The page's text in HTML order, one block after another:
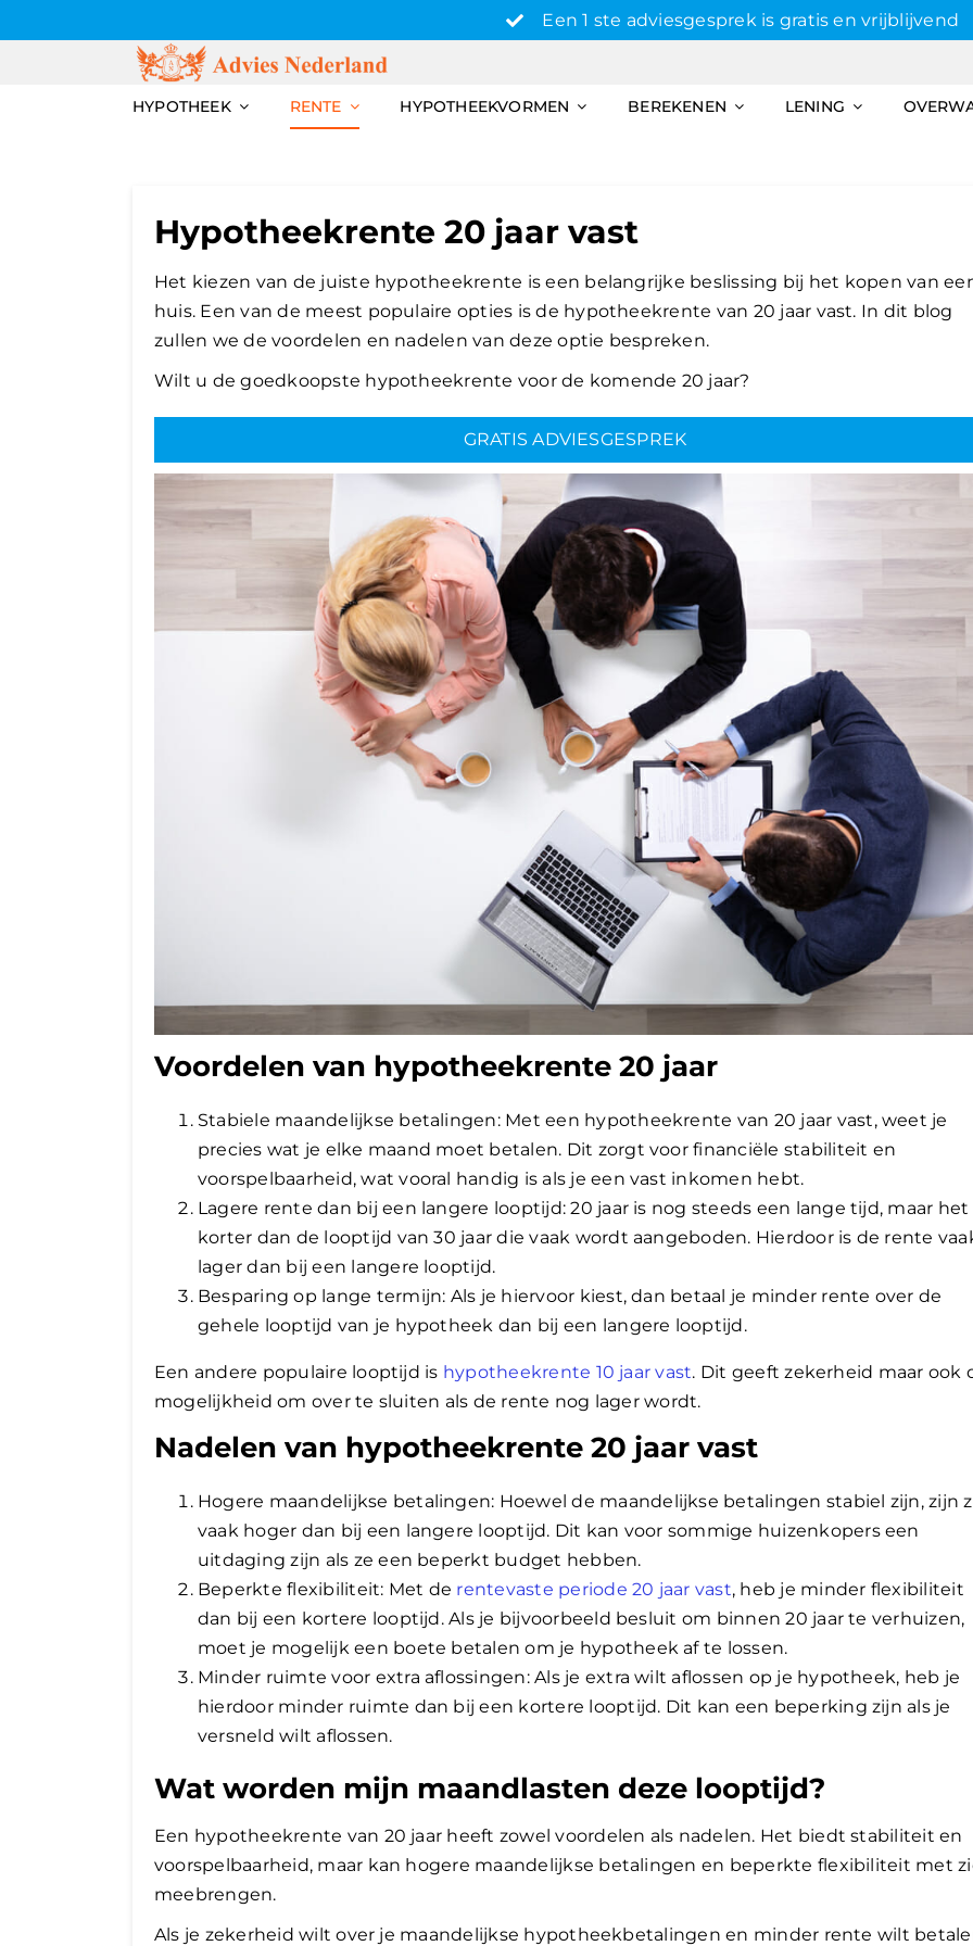
to
Een 1 ste adviesgesprek is gratis en vrijblijvend
HYPOTHEEK RENTE HYPOTHEEKVORMEN BEREKENEN LENING
Hypotheekrente 20 jaar vast
Het kiezen van de juiste hypotheekrente is een belangrijke beslissing bij het kopen van
huis. Een van de meest populaire opties is de hypotheekrente van 20 jaar vast. In dit blog
zullen we de voordelen en nadelen van deze optie bespreken.
Wilt u de goedkoopste hypotheekrente voor de komende 20 jaar?
GRATIS ADVIESGESPREK
Voordelen van hypotheekrente 20 jaar
Stabiele maandelijkse betalingen: Met een hypotheekrente van 20 jaar vast, weet je
precies wat je elke maand moet betalen. Dit zorgt voor financiële stabiliteit en
voorspelbaarheid, wat vooral handig is als je een vast inkomen hebt.
Lagere rente dan bij een langere looptijd: 20 jaar is nog steeds een lange tijd, maar het
korter dan de looptijd van 30 jaar die vaak wordt aangeboden. Hierdoor is de rente
lager dan bij een langere looptijd.
Besparing op lange termijn: Als je hiervoor kiest, dan betaal je minder rente over de
gehele looptijd van je hypotheek dan bij een langere looptijd.
Een andere populaire looptijd is hypotheekrente 10 jaar vast. Dit geeft zekerheid maar ook
mogelijkheid om over te sluiten als de rente nog lager wordt.
Nadelen van hypotheekrente 20 jaar vast
Hogere maandelijkse betalingen: Hoewel de maandelijkse betalingen stabiel zijn, zijn
vaak hoger dan bij een langere looptijd. Dit kan voor sommige huizenkopers een
uitdaging zijn als ze een beperkt budget hebben.
Beperkte flexibiliteit: Met de rentevaste periode 20 jaar vast, heb je minder flexibiliteit
dan bij een kortere looptijd. Als je bijvoorbeeld besluit om binnen 20 jaar te verhuizen,
moet je mogelijk een boete betalen om je hypotheek af te lossen.
Minder ruimte voor extra aflossingen: Als je extra wilt aflossen op je hypotheek, heb je
hierdoor minder ruimte dan bij een kortere looptijd. Dit kan een beperking zijn als je
versneld wilt aflossen.
Wat worden mijn maandlasten deze looptijd?
Een hypotheekrente van 20 jaar heeft zowel voordelen als nadelen. Het biedt stabiliteit en
voorspelbaarheid, maar kan hogere maandelijkse betalingen en beperkte flexibiliteit met
meebrengen.
Als je zekerheid wilt over je maandelijkse hypotheekbetalingen en minder rente wilt